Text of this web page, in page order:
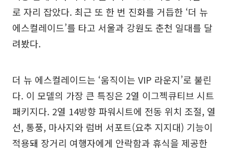
로 자리 잡았다. 최근 또 한 번 진화를 거듭한 ‘더 뉴
에스컬레이드’를 타고 서울과 강원도 춘천 일대를 달
려봤다.
더 뉴 에스컬레이드는 ‘움직이는 VIP 라운지’로 불린
다. 이 모델의 가장 큰 특징은 2열 이그젝큐티브 시트
패키지다. 2열 14방향 파워시트에 전동 위치 조절, 열
선, 통풍, 마사지와 럼버 서포트(요추 지지대) 기능이
적용돼 장거리 여행자에게 안락함과 휴식을 제공한